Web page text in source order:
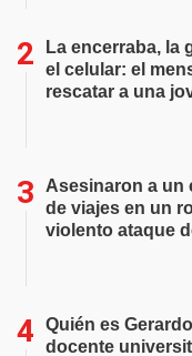
La encerraba, la
el celular: el
rescatar a una
Asesinaron a un
de viajes en un
violento ataque
Quién es
docente